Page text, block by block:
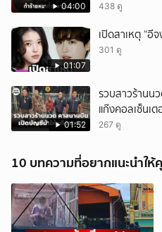
04:00 438 ดู
01:07
เปิดสาเหตุ “อี
301 ดู
01:52
รวบสาวร้านน
แก๊งคอลเซ็นเต
267 ดู
10 บทความที่อยากแนะนำใ